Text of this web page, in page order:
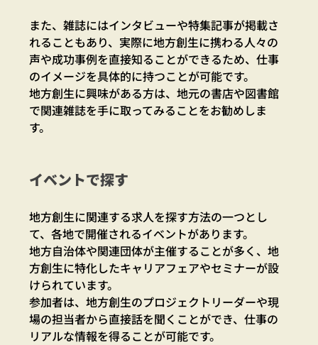
また、雑誌にはインタビューや特集記事が掲載さ
れることもあり、実際に地方創生に携わる人々の
声や成功事例を直接知ることができるため、仕事
のイメージを具体的に持つことが可能です。
地方創生に興味がある方は、地元の書店や図書館
で関連雑誌を手に取ってみることをお勧めしま
す。
イベントで探す
地方創生に関連する求人を探す方法の一つとし
て、各地で開催されるイベントがあります。
地方自治体や関連団体が主催することが多く、地
方創生に特化したキャリアフェアやセミナーが設
けられています。
参加者は、地方創生のプロジェクトリーダーや現
場の担当者から直接話を聞くことができ、仕事の
リアルな情報を得ることが可能です。